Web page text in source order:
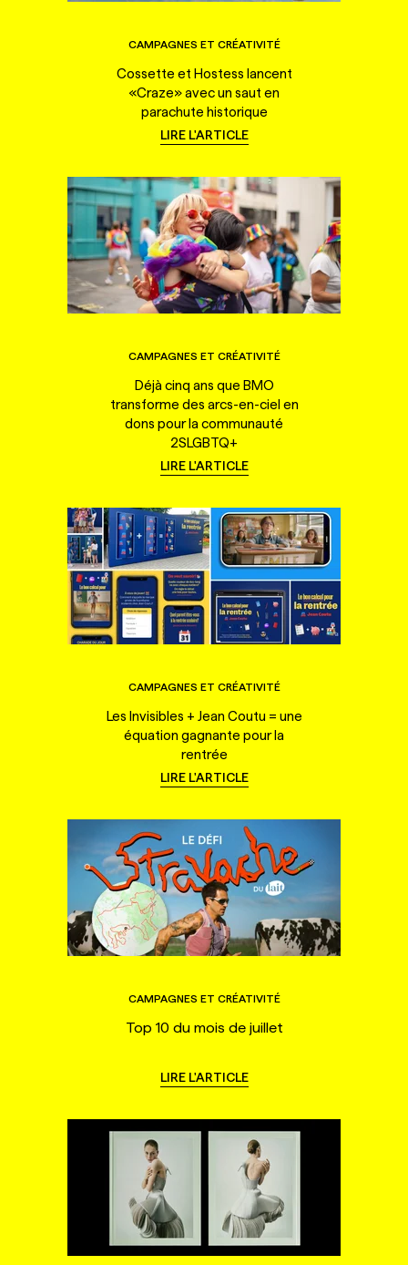
CAMPAGNES ET CRÉATIVITÉ
Cossette et Hostess lancent
«Craze» avec un saut en
parachute historique
LIRE L'ARTICLE
CAMPAGNES ET CRÉATIVITÉ
Déjà cinq ans que BMO
transforme des arcs-en-ciel en
dons pour la communauté
2SLGBTQ+
LIRE L'ARTICLE
CAMPAGNES ET CRÉATIVITÉ
Les Invisibles + Jean Coutu = une
équation gagnante pour la
rentrée
LIRE L'ARTICLE
CAMPAGNES ET CRÉATIVITÉ
Top 10 du mois de juillet
LIRE L'ARTICLE